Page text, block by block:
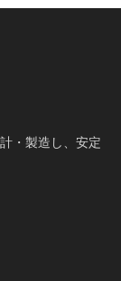
・製造し、安定